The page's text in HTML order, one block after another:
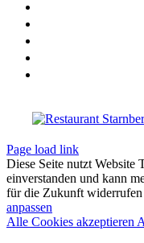
Page load link
Diese Seite nutzt Website
einverstanden und kann
für die Zukunft widerrufen
anpassen
Alle Cookies akzeptieren